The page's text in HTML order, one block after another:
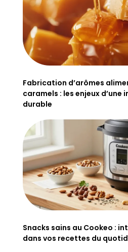
Fabrication d’arômes
caramels : les enjeux d’une
durable
Snacks sains au Cookeo :
dans vos recettes du